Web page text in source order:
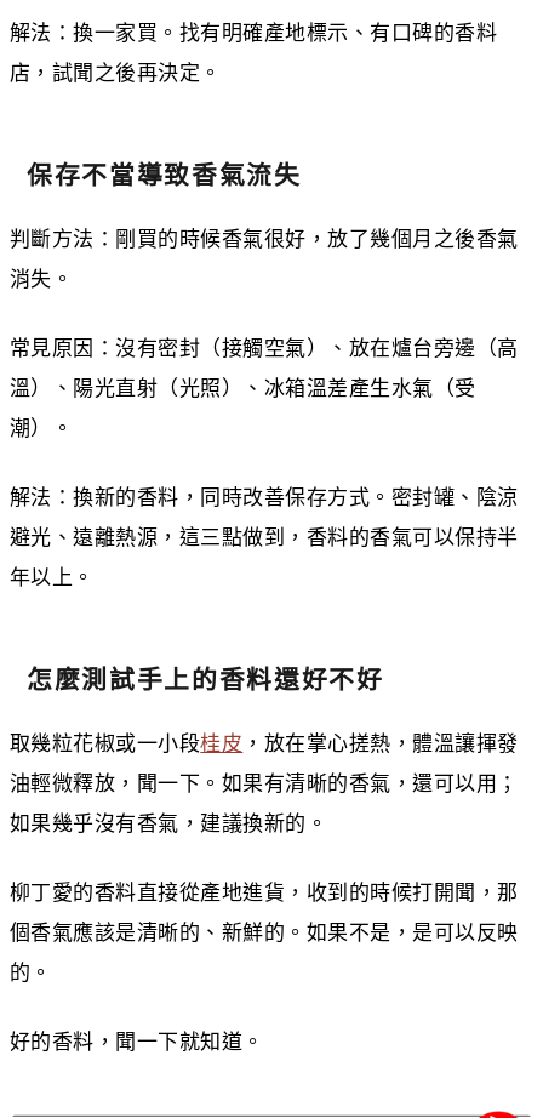
解法：換一家買。找有明確產地標示、有口碑的香料
店，試聞之後再決定。
保存不當導致香氣流失
判斷方法：剛買的時候香氣很好，放了幾個月之後香氣
消失。
常見原因：沒有密封（接觸空氣）、放在爐台旁邊（高
溫）、陽光直射（光照）、冰箱溫差產生水氣（受
潮）。
解法：換新的香料，同時改善保存方式。密封罐、陰涼
避光、遠離熱源，這三點做到，香料的香氣可以保持半
年以上。
怎麼測試手上的香料還好不好
取幾粒花椒或一小段桂皮 ，放在掌心搓熱，體溫讓揮發
油輕微釋放，聞一下。如果有清晰的香氣，還可以用；
如果幾乎沒有香氣，建議換新的。
柳丁愛的香料直接從產地進貨，收到的時候打開聞，那
個香氣應該是清晰的、新鮮的。如果不是，是可以反映
的。
好的香料，聞一下就知道。